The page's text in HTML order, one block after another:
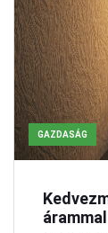
GAZDASÁG